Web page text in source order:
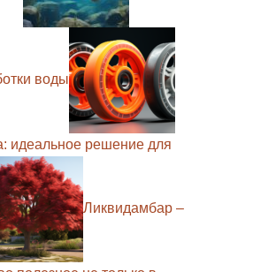
воды
идеальное решение для
Ликвидамбар –